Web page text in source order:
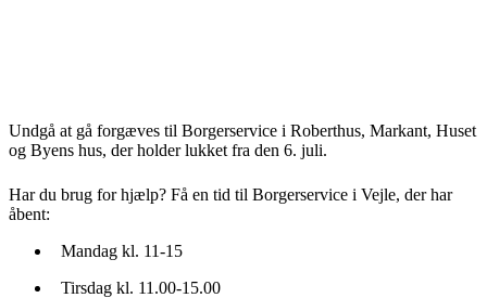
Undgå at gå forgæves til Borgerservice i Roberthus, Markant, Huset
og Byens hus, der holder lukket fra den 6. juli.
Har du brug for hjælp? Få en tid til Borgerservice i Vejle, der har
åbent:
Mandag kl. 11-15
Tirsdag kl. 11.00-15.00